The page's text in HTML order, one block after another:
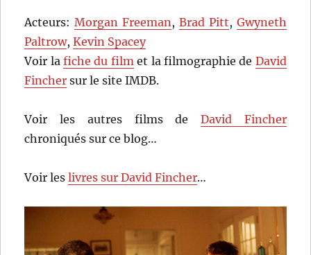
Acteurs:Morgan Freeman, Brad Pitt, Gwyneth
Paltrow,Kevin Spacey
Voir lafiche du filmet la filmographie de David
Fincher sur le site IMDB.
Voir les autres films de David Fincher
chroniqués sur ce blog…
Voir leslivres sur David Fincher…